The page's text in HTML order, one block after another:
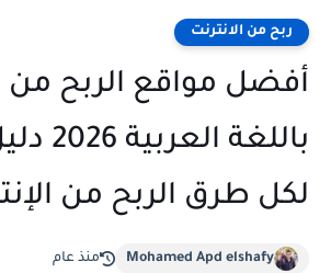
ربح من الانترنت
أفضل مواقع الربح من
باللغة
لكل طرق الربح من
Mohamed Apd elshafy منذ عام